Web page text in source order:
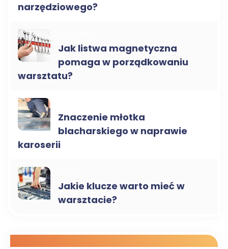
narzędziowego?
Jak listwa magnetyczna
pomaga w porządkowaniu
warsztatu?
Znaczenie młotka
blacharskiego w naprawie
karoserii
Jakie klucze warto mieć w
warsztacie?